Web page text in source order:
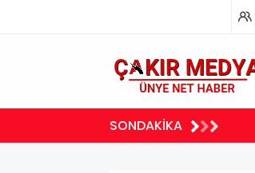
SONDAKİKA